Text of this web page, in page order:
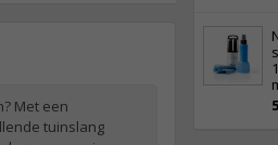
Met een
tuinslang